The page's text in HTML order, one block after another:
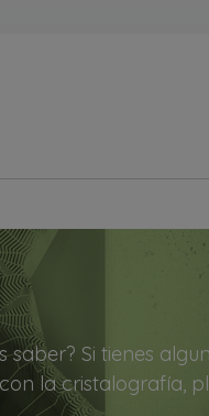
saber? Si tienes
la cristalografía,